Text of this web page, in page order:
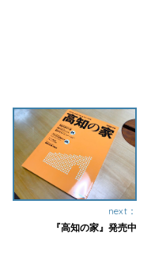
next：
『高知の家』発売中